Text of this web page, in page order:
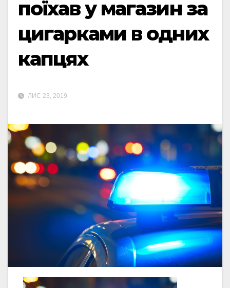
поїхав у магазин за
цигарками в одних
капцях
ЛИС 23, 2019